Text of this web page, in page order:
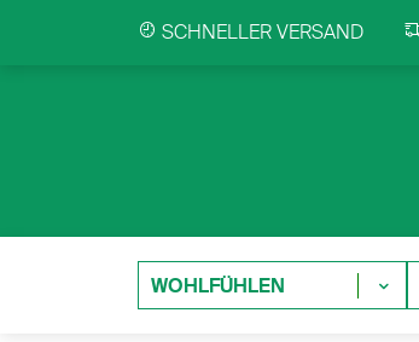
SCHNELLER VERSAND
WOHLFÜHLEN